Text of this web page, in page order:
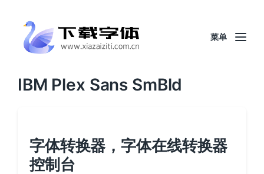
菜单
IBM Plex Sans SmBld
字体转换器，字体在线转换器
控制台